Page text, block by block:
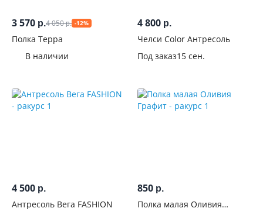
3 570 р.4 050р. -12%
Полка Терра
В наличии
4 800 р.
Челси Color Антресоль
Под заказ15 сен.
4 500 р.
Антресоль Вега FASHION
850 р.
Полка малая Оливия